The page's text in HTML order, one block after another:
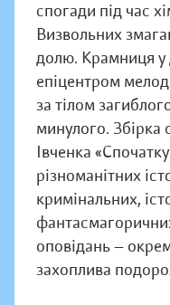
спогади під час
Визвольних
долю. Крамниця у
епіцентром
за тілом
минулого. Збірка
Івченка
різноманітних
кримінальних,
оповідань —
захоплива